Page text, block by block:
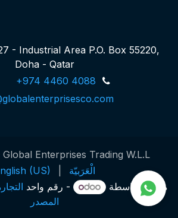
- Industrial Area P.O. Box 55220,
Doha - Qatar
+974 4460 4088
Enterprises Trading W.L.L
الْعَرَبيّة
(US)
مشغل بواسطة
- رقم واحد
المصدر